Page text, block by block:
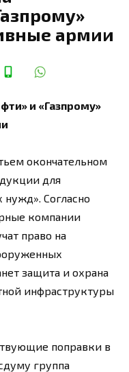
армии
и «Газпрому»
окончательном
для
Согласно
компании
право на
защита и охрана
инфраструктуры
поправки в
группа